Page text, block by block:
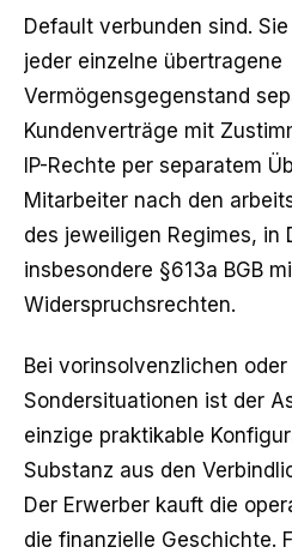
Default verbunden sind.
jeder einzelne übertragene
Vermögensgegenstand
Kundenverträge mit
IP-Rechte per separatem
Mitarbeiter nach den
des jeweiligen Regimes, in
insbesondere §613a BGB
Widerspruchsrechten.
Bei vorinsolvenzlichen
Sondersituationen ist der
einzige praktikable
Substanz aus den
Der Erwerber kauft die
die finanzielle Geschichte.